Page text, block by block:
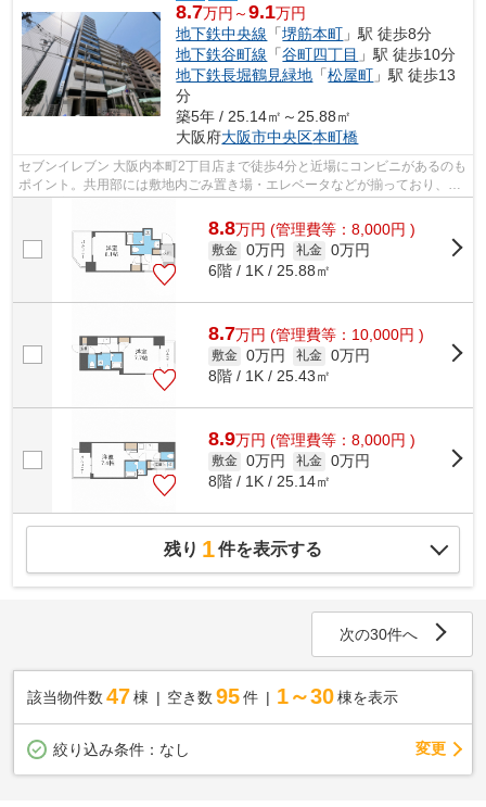
8.7万円～9.1万円
地下鉄中央線 「堺筋本町 」駅 徒歩8分
地下鉄谷町線 「谷町四丁目 」駅 徒歩10分
地下鉄長堀鶴見緑地 「松屋町 」駅 徒歩13
分
築5年 / 25.14㎡～25.88㎡
大阪府大阪市中央区本町橋
セブンイレブン 大阪内本町2丁目店まで徒歩4分と近場にコンビニがあるのも
ポイント。共用部には敷地内ごみ置き場・エレベータなどが揃っており、と
ても充実しています。こちらの物件は...
8.8万円 (管理費等：8,000円 )
敷金 0万円 礼金 0万円
6階 / 1K / 25.88㎡
8.7万円 (管理費等：10,000円 )
敷金 0万円 礼金 0万円
8階 / 1K / 25.43㎡
8.9万円 (管理費等：8,000円 )
敷金 0万円 礼金 0万円
8階 / 1K / 25.14㎡
残り 1件を表示する
次の30件へ
該当物件数 47棟 空き数 95 件 1～30 棟を表示
絞り込み条件： なし 変更